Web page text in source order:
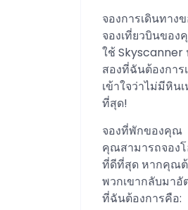
จองการเดินทาง
จองเที่ยวบินของ
ใช้ Skyscanner
สองที่ฉันต้องการ
เข้าใจว่าไม่มีหิน
ที่สุด!
จองที่พักของคุณ
คุณสามารถจอง
ที่ดีที่สุด หากคุณต้
พวกเขากลับมาอั
ที่ฉันต้องการคือ: